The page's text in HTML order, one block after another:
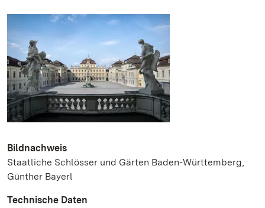
Bildnachweis
Staatliche Schlösser und Gärten Baden-Württemberg,
Günther Bayerl
Technische Daten